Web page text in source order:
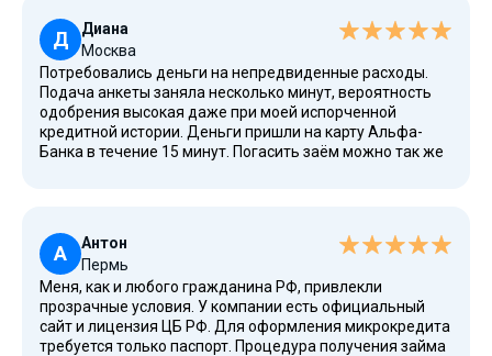
Д
Диана
Москва
Потребовались деньги на непредвиденные расходы.
Подача анкеты заняла несколько минут, вероятность
одобрения высокая даже при моей испорченной
кредитной истории. Деньги пришли на карту Альфа-
Банка в течение 15 минут. Погасить заём можно так же
далеко не каждая МФО.
А
Антон
Пермь
Меня, как и любого гражданина РФ, привлекли
прозрачные условия. У компании есть официальный
сайт и лицензия ЦБ РФ. Для оформления микрокредита
требуется только паспорт. Процедура получения займа